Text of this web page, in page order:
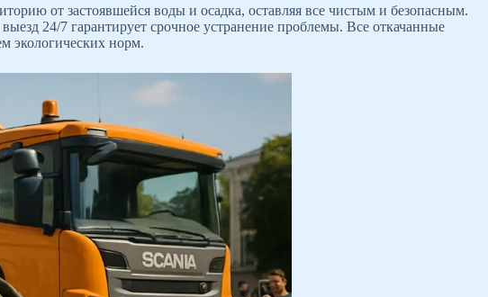
от застоявшейся воды и осадка, оставляя все чистым и безопасным.
24/7 гарантирует срочное устранение проблемы. Все откачанные
экологических норм.